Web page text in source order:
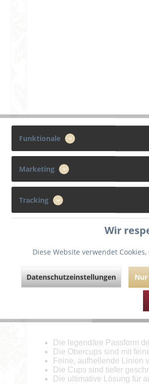
Bewertungen
Die legendäre Passform
Die Obercups sind mit
Feine, aufhellende Linien
Die Cups sind tiefer
Die ultimative Lösung für
Funktionale
Marketing
Tracking
Wir
Diese Website verwendet
Datenschutzeinstellungen